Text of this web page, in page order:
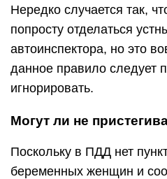
Нередко случается так,
попросту отделаться
автоинспектора, но это
данное правило следует
игнорировать.
Могут ли не
Поскольку в ПДД нет
беременных женщин и